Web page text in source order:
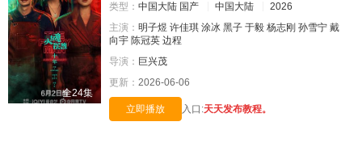
全24集
类型： 中国大陆 国产 中国大陆
2026
主演： 明子煜 许佳琪 涂冰 黑子 于毅 杨志刚 孙雪宁 戴
向宇 陈冠英 边程
导演： 巨兴茂
更新： 2026-06-06
立即播放 入口:天天发布教程。